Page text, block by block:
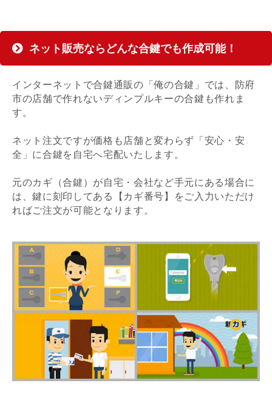
ネット販売ならどんな合鍵でも作成可能！
インターネットで合鍵通販の「俺の合鍵」では、防府
市の店舗で作れないディンプルキーの合鍵も作れま
す。
ネット注文ですが価格も店舗と変わらず「安心・安
全」に合鍵を自宅へ宅配いたします。
元のカギ（合鍵）が自宅・会社など手元にある場合に
は、鍵に刻印してある【カギ番号】をご入力いただけ
ればご注文が可能となります。